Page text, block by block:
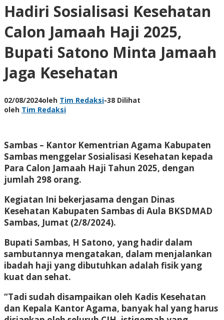
Hadiri Sosialisasi Kesehatan
Calon Jamaah Haji 2025,
Bupati Satono Minta Jamaah
Jaga Kesehatan
02/08/2024oleh Tim Redaksi-38 Dilihat
oleh Tim Redaksi
Sambas – Kantor Kementrian Agama Kabupaten
Sambas menggelar Sosialisasi Kesehatan kepada
Para Calon Jamaah Haji Tahun 2025, dengan
jumlah 298 orang.
Kegiatan Ini bekerjasama dengan Dinas
Kesehatan Kabupaten Sambas di Aula BKSDMAD
Sambas, Jumat (2/8/2024).
Bupati Sambas, H Satono, yang hadir dalam
sambutannya mengatakan, dalam menjalankan
ibadah haji yang dibutuhkan adalah fisik yang
kuat dan sehat.
“Tadi sudah disampaikan oleh Kadis Kesehatan
dan Kepala Kantor Agama, banyak hal yang harus